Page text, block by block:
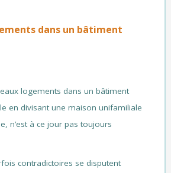
dans un bâtiment
logements dans un bâtiment
en divisant une maison unifamiliale
n’est à ce jour pas toujours
contradictoires se disputent